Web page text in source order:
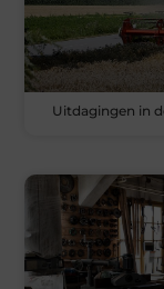
Uitdagingen in